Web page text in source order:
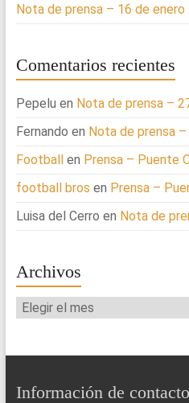
Nota de prensa – 16 de enero
Comentarios recientes
Pepelu en Nota de prensa –
Fernando en Nota de prensa
Footballen Prensa – Puente
football bros en Prensa –
Luisa del Cerro en Nota de
Archivos
Archivos
Información de contacto